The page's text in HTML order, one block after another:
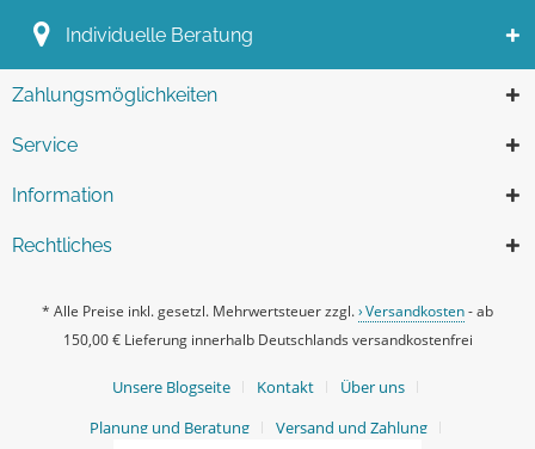
Individuelle Beratung
Zahlungsmöglichkeiten
Service
Information
Rechtliches
* Alle Preise inkl. gesetzl. Mehrwertsteuer zzgl. Versandkosten- ab
150,00 € Lieferung innerhalb Deutschlands versandkostenfrei
Unsere Blogseite Kontakt
Über uns
Planung und Beratung
Versand und Zahlung